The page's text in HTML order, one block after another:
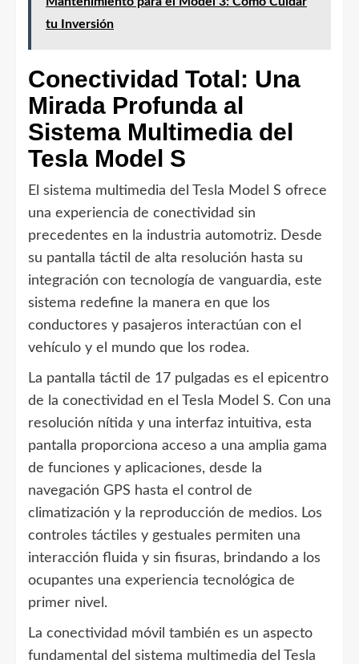
tu Inversión
Conectividad Total: Una
Mirada Profunda al
Sistema Multimedia del
Tesla Model S
El sistema multimedia del Tesla Model S ofrece
una experiencia de conectividad sin
precedentes en la industria automotriz. Desde
su pantalla táctil de alta resolución hasta su
integración con tecnología de vanguardia, este
sistema redefine la manera en que los
conductores y pasajeros interactúan con el
vehículo y el mundo que los rodea.
La pantalla táctil de 17 pulgadas es el epicentro
de la conectividad en el Tesla Model S. Con una
resolución nítida y una interfaz intuitiva, esta
pantalla proporciona acceso a una amplia gama
de funciones y aplicaciones, desde la
navegación GPS hasta el control de
climatización y la reproducción de medios. Los
controles táctiles y gestuales permiten una
interacción fluida y sin fisuras, brindando a los
ocupantes una experiencia tecnológica de
primer nivel.
La conectividad móvil también es un aspecto
fundamental del sistema multimedia del Tesla